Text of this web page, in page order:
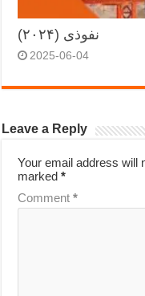
نفوذی (۲۰۲۴)
2025-06-04
Leave a Reply
Your email address will
marked*
Comment*